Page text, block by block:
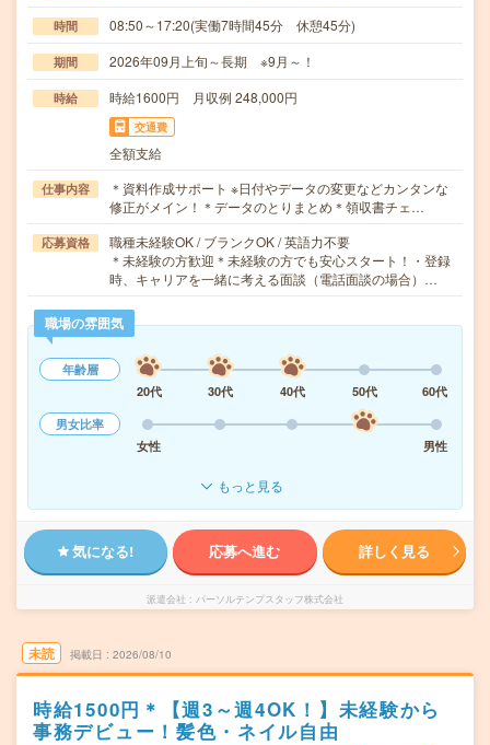
時間 08:50～17:20(実働7時間45分 休憩45分)
期間 2026年09月上旬～長期 ※9月～！
時給 時給1600円 月収例 248,000円
交通費
全額支給
仕事内容
＊資料作成サポート ※日付やデータの変更などカンタンな
修正がメイン！＊データのとりまとめ＊領収書チェ…
応募資格
職種未経験OK / ブランクOK / 英語力不要
＊未経験の方歓迎＊未経験の方でも安心スタート！・登録
時、キャリアを一緒に考える面談（電話面談の場合）…
職場の雰囲気
年齢層
20代
30代 40代 50代
60代
男女比率
女性
男性
もっと見る
気になる! 応募へ進む 詳しく見る
派遣会社 パーソルテンプスタッフ株式会社
未読 掲載日 2026/08/10
時給1500円＊【週3～週4OK！】未経験から
事務デビュー！髪色・ネイル自由